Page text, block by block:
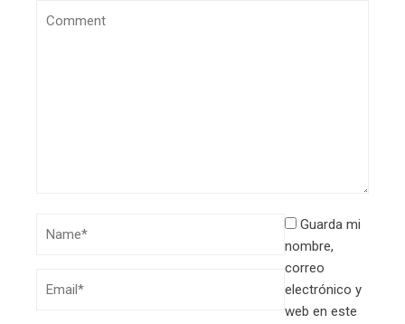
Guarda mi
nombre,
correo
electrónico y
web en este